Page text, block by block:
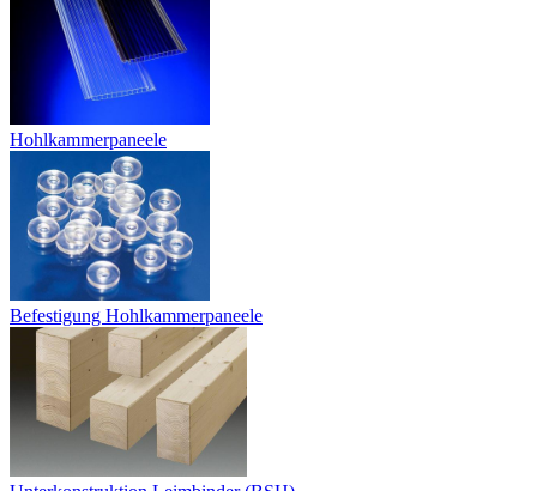
Hohlkammerpaneele
Befestigung Hohlkammerpaneele